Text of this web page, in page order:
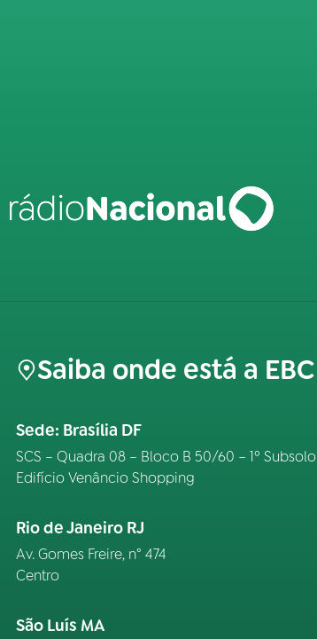
Saiba onde está a EBC
Sede: Brasília DF
SCS – Quadra 08 – Bloco B 50/60 – 1º Subsolo
Edifício Venâncio Shopping
Rio de Janeiro RJ
Av. Gomes Freire, n° 474
Centro
São Luís MA